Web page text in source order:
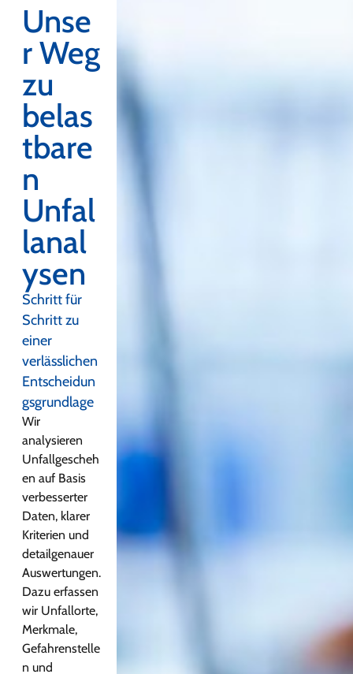
Unse
r Weg
zu
belas
tbare
n
Unfal
lanal
ysen
Schritt für
Schritt zu
einer
verlässlichen
Entscheidun
gsgrundlage
Wir
analysieren
Unfallgescheh
en auf Basis
verbesserter
Daten, klarer
Kriterien und
detailgenauer
Auswertungen.
Dazu erfassen
wir Unfallorte,
Merkmale,
Gefahrenstelle
n und